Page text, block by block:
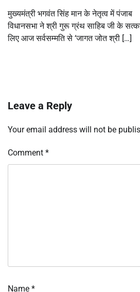
मुख्यमंत्री भगवंत सिंह मान के नेतृत्व में पंजाब
विधानसभा ने श्री गुरू ग्रंथ साहिब जी के
लिए आज सर्वसम्मति से ‘जागत जोत श्री […]
Leave a Reply
Your email address will not be
Comment *
Name *